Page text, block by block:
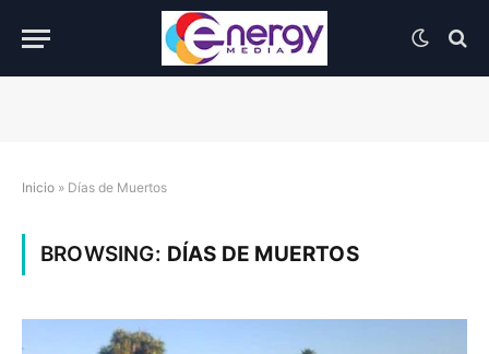
Inicio » Días de Muertos
BROWSING: DÍAS DE MUERTOS